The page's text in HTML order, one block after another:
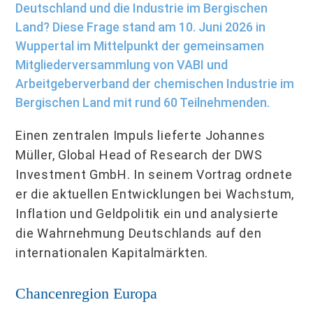
Deutschland und die Industrie im Bergischen
Land? Diese Frage stand am 10. Juni 2026 in
Wuppertal im Mittelpunkt der gemeinsamen
Mitgliederversammlung von VABI und
Arbeitgeberverband der chemischen Industrie im
Bergischen Land mit rund 60 Teilnehmenden.
Einen zentralen Impuls lieferte Johannes
Müller, Global Head of Research der DWS
Investment GmbH. In seinem Vortrag ordnete
er die aktuellen Entwicklungen bei Wachstum,
Inflation und Geldpolitik ein und analysierte
die Wahrnehmung Deutschlands auf den
internationalen Kapitalmärkten.
Chancenregion Europa